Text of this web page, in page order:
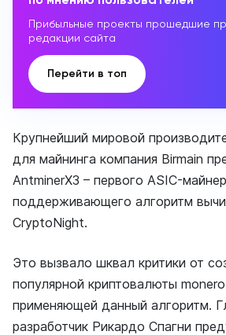
Прибыльные проекты прошедшие
редакции сайта
Перейти в топ
Крупнейший мировой
для майнинга компания Birmain
AntminerX3 – первого ASIC-
поддерживающего алгоритм
CryptoNight.
Это вызвало шквал критики от
популярной криптовалюты
применяющей данный алгоритм.
разработчик Рикардо Спагни